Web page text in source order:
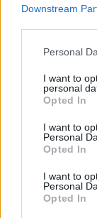
Downstream
Please note
not limited to
grant or deny
use your data
consent section.
Personal
I want to
personal
Opted In
I want to
Personal
Opted In
I want to
Personal
Opted In